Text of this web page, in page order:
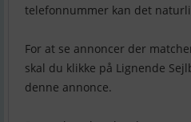
telefonnummer kan det
For at se annoncer der
skal du klikke på Lignende
denne annonce.